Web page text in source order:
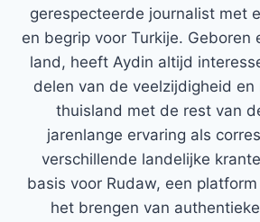
gerespecteerde journalist met
en begrip voor Turkije. Geboren
land, heeft Aydin altijd
delen van de veelzijdigheid en
thuisland met de rest van
jarenlange ervaring als
verschillende landelijke
basis voor Rudaw, een
het brengen van